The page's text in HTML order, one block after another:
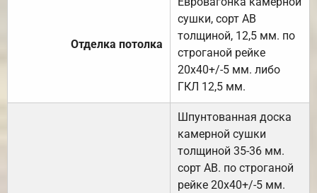
Отделка потолка
сушки, сорт АВ
толщиной, 12,5 мм. по
строганой рейке
20х40+/-5 мм. либо
ГКЛ 12,5 мм.
Шпунтованная доска
камерной сушки
толщиной 35-36 мм.
сорт АВ. по строганой
рейке 20х40+/-5 мм.